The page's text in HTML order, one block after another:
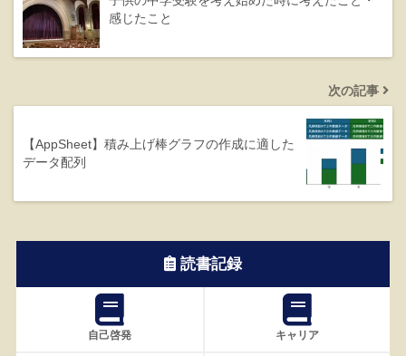
感じたこと
次の記事
【AppSheet】積み上げ棒グラフの作成に適した
データ配列
読書記録
自己啓発 キャリア